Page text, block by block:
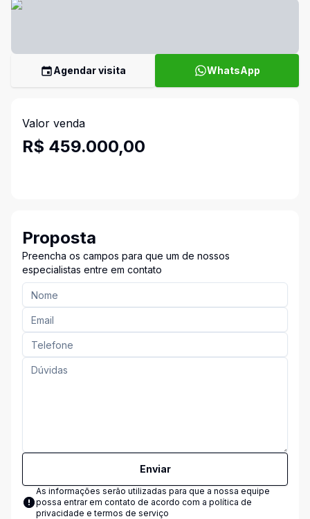
Agendar visita WhatsApp
Valor venda
R$ 459.000,00
Proposta
Preencha os campos para que um de nossos
especialistas entre em contato
Enviar
As informações serão utilizadas para que a nossa equipe
possa entrar em contato de acordo com a política de
privacidade e termos de serviço